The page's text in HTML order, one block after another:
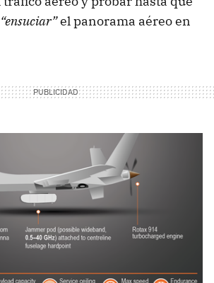
“ensuciar”el panorama aéreo en